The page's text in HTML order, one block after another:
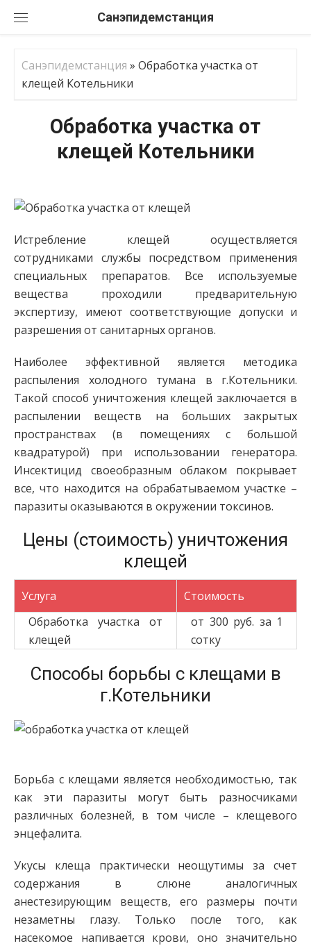
Санэпидемстанция
Санэпидемстанция » Обработка участка от
клещей Котельники
Обработка участка от
клещей Котельники
Истребление клещей осуществляется
сотрудниками службы посредством применения
специальных препаратов. Все используемые
вещества проходили предварительную
экспертизу, имеют соответствующие допуски и
разрешения от санитарных органов.
Наиболее эффективной является методика
распыления холодного тумана в г.Котельники.
Такой способ уничтожения клещей заключается в
распылении веществ на больших закрытых
пространствах (в помещениях с большой
квадратурой) при использовании генератора.
Инсектицид своеобразным облаком покрывает
все, что находится на обрабатываемом участке –
паразиты оказываются в окружении токсинов.
Цены (стоимость) уничтожения
клещей
Услуга
Стоимость
Обработка участка от
клещей
от 300 руб. за 1
сотку
Способы борьбы с клещами в
г.Котельники
Борьба с клещами является необходимостью, так
как эти паразиты могут быть разносчиками
различных болезней, в том числе – клещевого
энцефалита.
Укусы клеща практически неощутимы за счет
содержания в слюне аналогичных
анестезирующим веществ, его размеры почти
незаметны глазу. Только после того, как
насекомое напивается крови, оно значительно